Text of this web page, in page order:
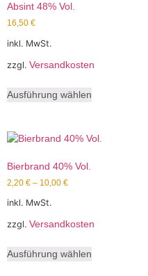
Absint 48% Vol.
16,50 €
inkl. MwSt.
zzgl. Versandkosten
Ausführung wählen
Bierbrand 40% Vol.
2,20 € – 10,00 €
inkl. MwSt.
zzgl. Versandkosten
Ausführung wählen